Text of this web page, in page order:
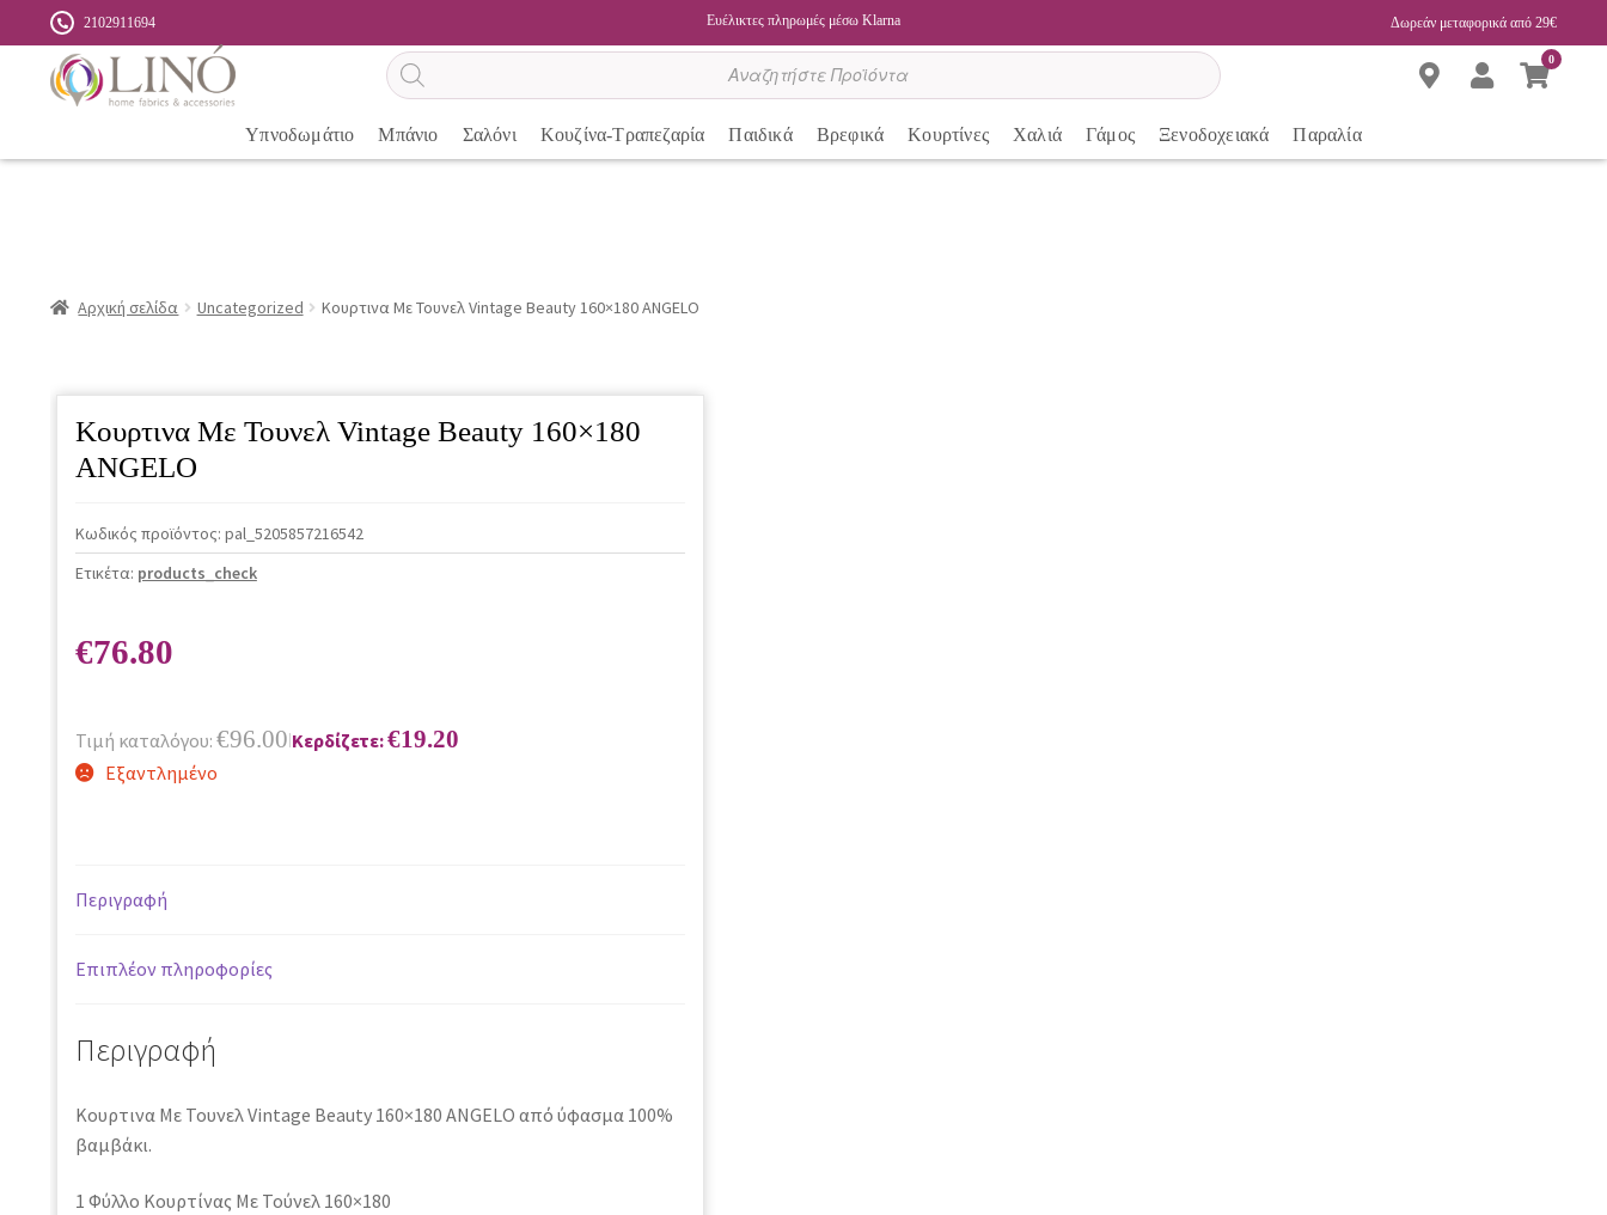
2102911694 Ευέλικτες πληρωμές μέσω Klarna Δωρεάν μεταφορικά από 29€
Αναζήτηση
προϊόντων
0
Υπνοδωμάτιο Μπάνιο Σαλόνι Κουζίνα-Τραπεζαρία Παιδικά Βρεφικά Κουρτίνες Χαλιά Γάμος Ξενοδοχειακά Παραλία
Αρχική σελίδα Uncategorized Κουρτινα Με Τουνελ Vintage Beauty 160×180 ANGELO
Κουρτινα Με Τουνελ Vintage Beauty 160×180
ANGELO
Κωδικός προϊόντος: pal_5205857216542
Ετικέτα: products_check
€76.80
Τιμή καταλόγου: €96.00|Κερδίζετε:€19.20
Εξαντλημένο
Περιγραφή
Επιπλέον πληροφορίες
Περιγραφή
Κουρτινα Με Τουνελ Vintage Beauty 160×180 ANGELO από ύφασμα 100%
βαμβάκι.
1 Φύλλο Κουρτίνας Με Τούνελ 160×180